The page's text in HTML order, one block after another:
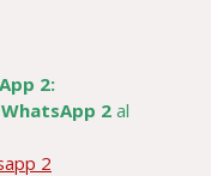
2:
WhatsApp 2 al
2